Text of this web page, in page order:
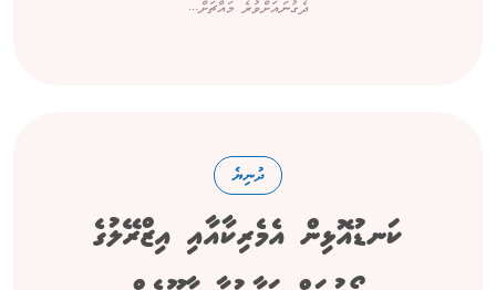
ދެގުނައަށްވުރެ މައްޗަށް...
ދުނިޔެ
ކަނޑުއޮޅިން އެމެރިކާއާއި އިޒްރޭލުގެ